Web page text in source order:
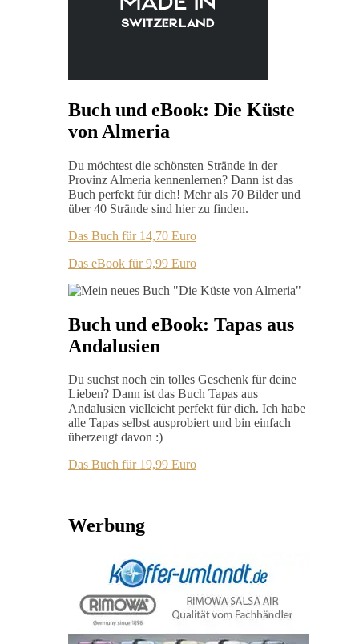
Buch und eBook: Die Küste
von Almeria
Du möchtest die schönsten Strände in der
Provinz Almeria kennenlernen? Dann ist das
Buch perfekt für dich! Mehr als 70 Bilder und
über 40 Strände sind hier zu finden.
Das Buch für 14,70 Euro
Das eBook für 9,99 Euro
Buch und eBook: Tapas aus
Andalusien
Du suchst noch ein tolles Geschenk für deine
Lieben? Dann ist das Buch Tapas aus
Andalusien vielleicht perfekt für dich. Ich habe
alle Tapas selbst ausprobiert und bin einfach
überzeugt davon :)
Das Buch für 19,99 Euro
Werbung